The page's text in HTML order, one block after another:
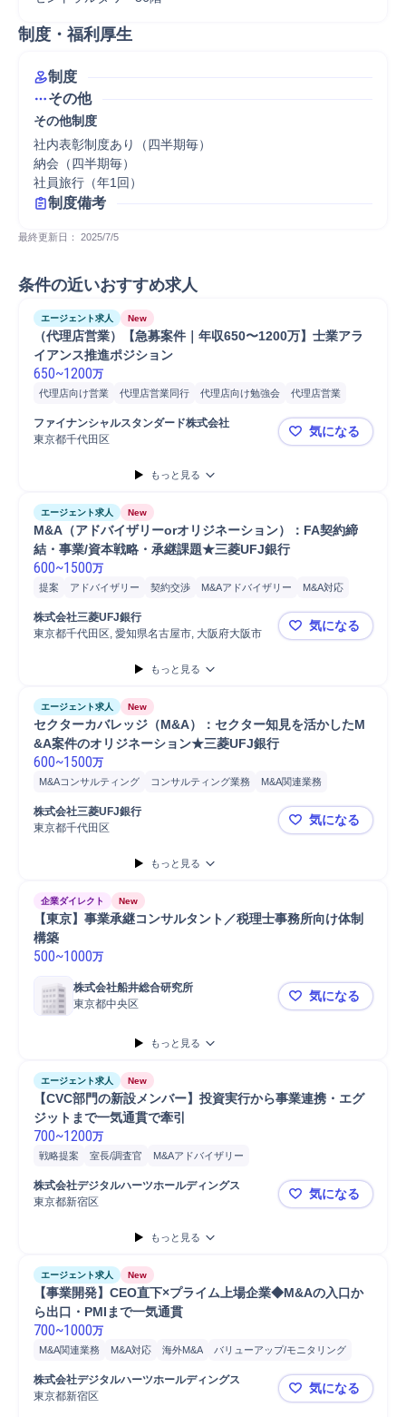
制度・福利厚生
制度
その他
その他制度
社内表彰制度あり（四半期毎）
納会（四半期毎）
社員旅行（年1回）
制度備考
最終更新日： 2025/7/5
条件の近いおすすめ求人
エージェント求人 New
（代理店営業）【急募案件｜年収650〜1200万】士業アラ
イアンス推進ポジション
650~1200万
代理店向け営業 代理店営業同行 代理店向け勉強会
代理店営業
新規仲介会社開拓
新規代理店/卸開拓
新規ディーラー/代理店開拓
ファイナンシャルスタンダード株式会社
東京都千代田区
（代理店営
気になる
もっと見る
エージェント求人 New
M&A（アドバイザリーorオリジネーション）：FA契約締
結・事業/資本戦略・承継課題★三菱UFJ銀行
600~1500万
提案 アドバイザリー 契約交渉 M&Aアドバイザリー
M&A対応
戦略提案
契約締結
株式会社三菱UFJ銀行
東京都千代田区, 愛知県名古屋市, 大阪府大阪市
M&A（アド
気になる
もっと見る
エージェント求人 New
セクターカバレッジ（M&A）：セクター知見を活かしたM
&A案件のオリジネーション★三菱UFJ銀行
600~1500万
M&Aコンサルティング コンサルティング業務
M&A関連業務
M&A案件担当
M&Aアドバイザリー
株式会社三菱UFJ銀行
東京都千代田区
セクターカ
気になる
もっと見る
企業ダイレクト New
【東京】事業承継コンサルタント／税理士事務所向け体制
構築
500~1000万
株式会社船井総合研究所
東京都中央区
【東京】事
気になる
もっと見る
エージェント求人 New
【CVC部門の新設メンバー】投資実行から事業連携・エグ
ジットまで一気通貫で牽引
700~1200万
戦略提案 室長/調査官
M&Aアドバイザリー
バリューアップ/モニタリング
モニタリング
資料作成
CVC
コンサルティング業務
財務 会計 VC++
Microsoft Word
Microsoft Excel
株式会社デジタルハーツホールディングス
東京都新宿区
【CVC部門
気になる
もっと見る
エージェント求人 New
【事業開発】CEO直下×プライム上場企業◆M&Aの入口か
ら出口・PMIまで一気通貫
700~1000万
M&A関連業務 M&A対応 海外M&A
バリューアップ/モニタリング
プロジェクト
ネットワーク
事業計画
株式会社デジタルハーツホールディングス
東京都新宿区
【事業開発
気になる